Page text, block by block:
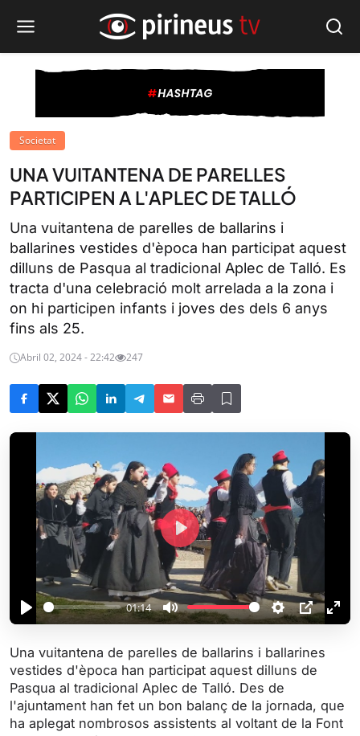
Societat
UNA VUITANTENA DE PARELLES
PARTICIPEN A L'APLEC DE TALLÓ
Una vuitantena de parelles de ballarins i
ballarines vestides d'època han participat aquest
dilluns de Pasqua al tradicional Aplec de Talló. Es
tracta d'una celebració molt arrelada a la zona i
on hi participen infants i joves des dels 6 anys
fins als 25.
Abril 02, 2024 - 22:42 247
P
a
y
01:14
M
t
e
S
e
t
t
i
n
P
P
E
r
f
P
l
a
y
Una vuitantena de parelles de ballarins i ballarines
vestides d'època han participat aquest dilluns de
Pasqua al tradicional Aplec de Talló. Des de
l'ajuntament han fet un bon balanç de la jornada, que
ha aplegat nombrosos assistents al voltant de la Font